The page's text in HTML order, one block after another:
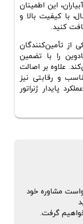
این اطمینان
با کیفیت بالا و
کنید.
از تأمین‌کنندگان
را با تضمین
علاوه بر اصالت
و رقابتی نیز
پایدار ژنراتور
مشاوره خود
گرفت.